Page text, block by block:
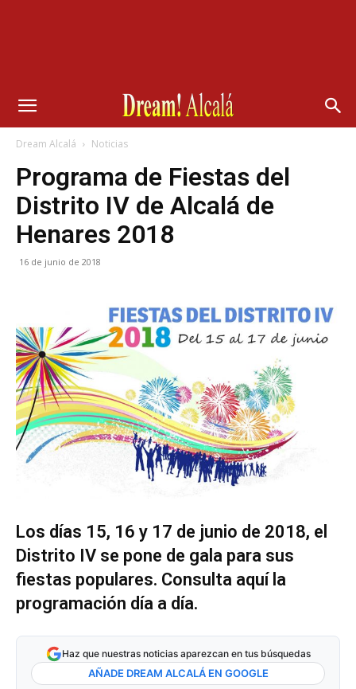
Dream Alcalá Noticias
Programa de Fiestas del
Distrito IV de Alcalá de
Henares 2018
16 de junio de 2018
Los días 15, 16 y 17 de junio de 2018, el
Distrito IV se pone de gala para sus
fiestas populares. Consulta aquí la
programación día a día.
Haz que nuestras noticias aparezcan en tus búsquedas
AÑADE DREAM ALCALÁ EN GOOGLE